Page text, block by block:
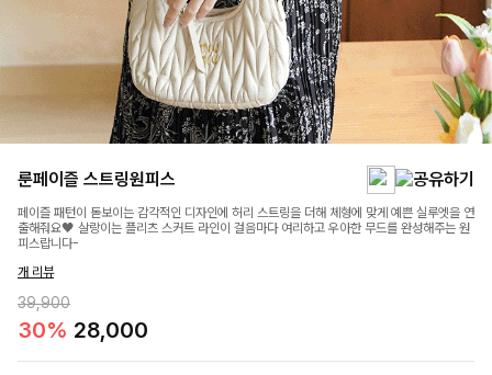
룬페이즐 스트링원피스
페이즐 패턴이 돋보이는 감각적인 디자인에 허리 스트링을 더해 체형에 맞게 예쁜 실루엣을 연
출해줘요🖤 살랑이는 플리츠 스커트 라인이 걸음마다 여리하고 우아한 무드를 완성해주는 원
피스랍니다-
개 리뷰
39,900
30% 28,000